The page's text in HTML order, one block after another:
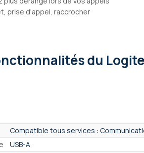
prise d'appel, raccrocher
du
Compatible tous services :
USB-A